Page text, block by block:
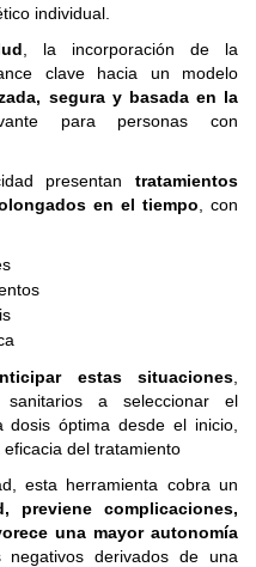
individual.
, la incorporación de la
clave hacia un modelo
segura y basada en la
para personas con
presentan tratamientos
en el tiempo , con
estas situaciones
a seleccionar el
óptima desde el inicio,
del tratamiento
esta herramienta cobra un
previene complicaciones,
una mayor autonomía
negativos derivados de una